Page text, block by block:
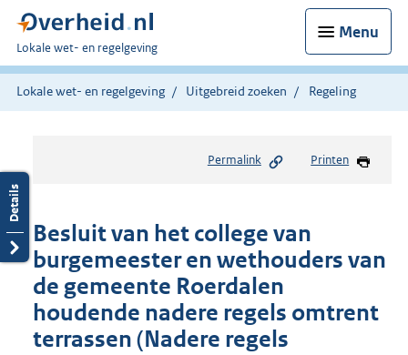
Menu
U
bent
hier:
Lokale wet- en regelgeving
Lokale wet- en regelgeving Uitgebreid zoeken Regeling
Permalink Printen
Besluit van het college van
burgemeester en wethouders van
de gemeente Roerdalen
houdende nadere regels omtrent
terrassen (Nadere regels